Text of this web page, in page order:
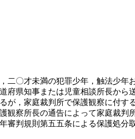
〇才未満の犯罪少年，触法少年
府県知事または児童相談所長か
が，家庭裁判所で保護観察に付
観察所長の通告によって家庭裁
審判規則第五五条による保護処